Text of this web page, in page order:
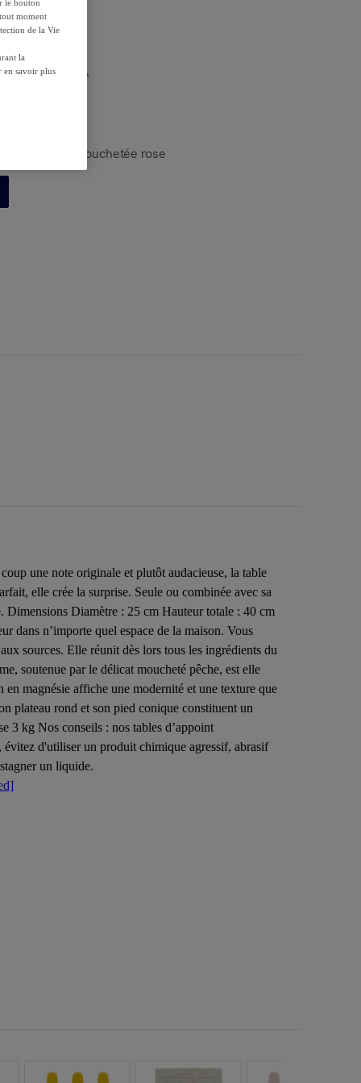
les conditions.
magnésie mouchetée rose
une note originale et plutôt audacieuse, la table
elle crée la surprise. Seule ou combinée avec sa
Dimensions Diamètre : 25 cm Hauteur totale : 40 cm
dans n’importe quel espace de la maison. Vous
sources. Elle réunit dès lors tous les ingrédients du
soutenue par le délicat moucheté pêche, est elle
magnésie affiche une modernité et une texture que
plateau rond et son pied conique constituent un
3 kg Nos conseils : nos tables d’appoint
évitez d'utiliser un produit chimique agressif, abrasif
un liquide.
le bouton
moment
de la Vie
la
en savoir plus